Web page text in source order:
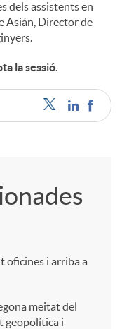
dels assistents en
Asián, Director de
la sessió.
oficines i arriba a
meitat del
geopolítica i